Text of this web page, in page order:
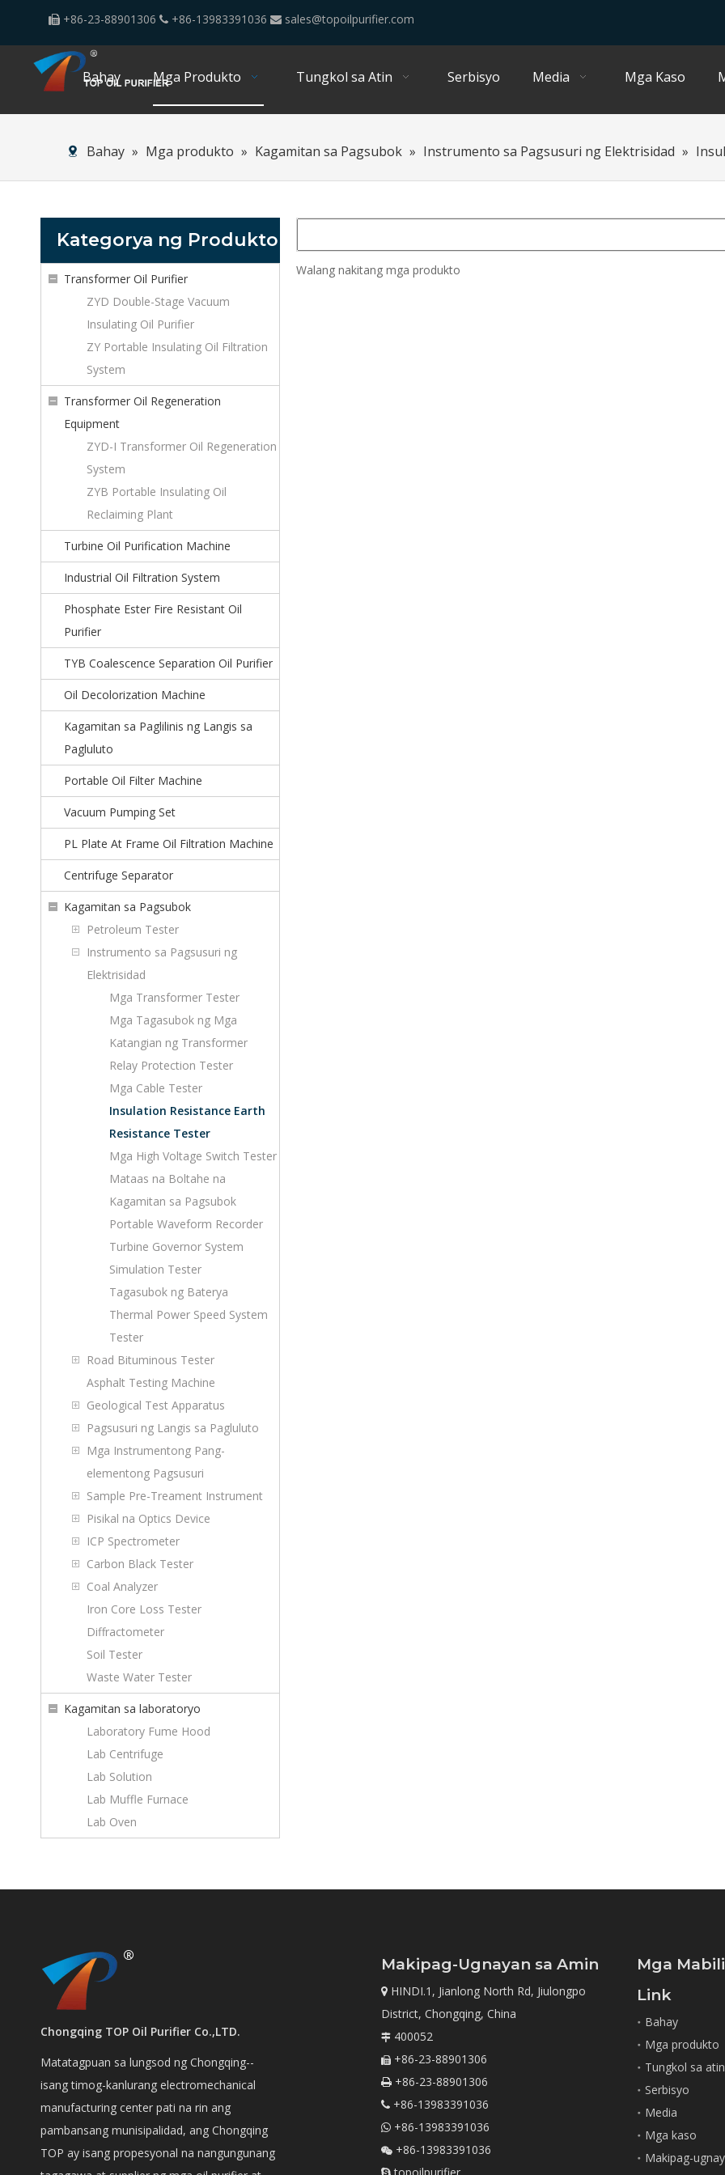
 +86-23-88901306  +86-13983391036  sales@topoilpurifier.com
Bahay Mga Produkto Tungkol sa Atin Serbisyo Media Mga Kaso
Bahay » Mga produkto » Kagamitan sa Pagsubok » Instrumento sa Pagsusuri ng Elektrisidad »
Kategorya ng Produkto
Transformer Oil Purifier
ZYD Double-Stage Vacuum
Insulating Oil Purifier
ZY Portable Insulating Oil Filtration
System
Transformer Oil Regeneration
Equipment
ZYD-I Transformer Oil Regeneration
System
ZYB Portable Insulating Oil
Reclaiming Plant
Turbine Oil Purification Machine
Industrial Oil Filtration System
Phosphate Ester Fire Resistant Oil
Purifier
TYB Coalescence Separation Oil Purifier
Oil Decolorization Machine
Kagamitan sa Paglilinis ng Langis sa
Pagluluto
Portable Oil Filter Machine
Vacuum Pumping Set
PL Plate At Frame Oil Filtration Machine
Centrifuge Separator
Kagamitan sa Pagsubok
Petroleum Tester
Instrumento sa Pagsusuri ng
Elektrisidad
Mga Transformer Tester
Mga Tagasubok ng Mga
Katangian ng Transformer
Relay Protection Tester
Mga Cable Tester
Insulation Resistance Earth
Resistance Tester
Mga High Voltage Switch Tester
Mataas na Boltahe na
Kagamitan sa Pagsubok
Portable Waveform Recorder
Turbine Governor System
Simulation Tester
Tagasubok ng Baterya
Thermal Power Speed ​​System
Tester
Road Bituminous Tester
Asphalt Testing Machine
Geological Test Apparatus
Pagsusuri ng Langis sa Pagluluto
Mga Instrumentong Pang-
elementong Pagsusuri
Sample Pre-Treament Instrument
Pisikal na Optics Device
ICP Spectrometer
Carbon Black Tester
Coal Analyzer
Iron Core Loss Tester
Diffractometer
Soil Tester
Waste Water Tester
Kagamitan sa laboratoryo
Laboratory Fume Hood
Lab Centrifuge
Lab Solution
Lab Muffle Furnace
Lab Oven
Walang nakitang mga produkto
Chongqing TOP Oil Purifier Co.,LTD.
Matatagpuan sa lungsod ng Chongqing--
isang timog-kanlurang electromechanical
manufacturing center pati na rin ang
pambansang munisipalidad, ang Chongqing
TOP ay isang propesyonal na nangungunang
Makipag-Ugnayan sa Amin
 HINDI.1, Jianlong North Rd, Jiulongpo
District, Chongqing, China
 400052
 +86-23-88901306
 +86-23-88901306
 +86-13983391036
 +86-13983391036
 +86-13983391036

Mga
Link
Bahay
Mga produkto
Tungkol sa atin
Serbisyo
Media
Mga kaso
Makipag-